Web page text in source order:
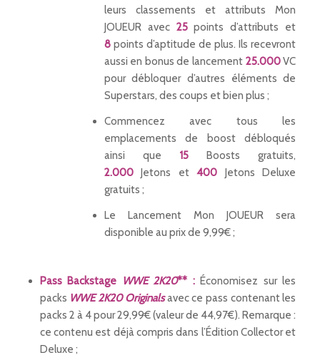
leurs classements et attributs Mon
JOUEUR avec 25points d’attributs et
8points d’aptitude de plus. Ils recevront
aussi en bonus de lancement 25.000VC
pour débloquer d’autres éléments de
Superstars, des coups et bien plus ;
Commencez avec tous les
emplacements de boost débloqués
ainsi que 15 Boosts gratuits,
2.000Jetons et400 Jetons Deluxe
gratuits ;
Le Lancement Mon JOUEUR sera
disponible au prix de 9,99€ ;
Pass Backstage WWE 2K20** :Économisez sur les
packs WWE 2K20 Originalsavec ce pass contenant les
packs 2 à 4 pour 29,99€ (valeur de 44,97€). Remarque :
ce contenu est déjà compris dans l’Édition Collector et
Deluxe ;